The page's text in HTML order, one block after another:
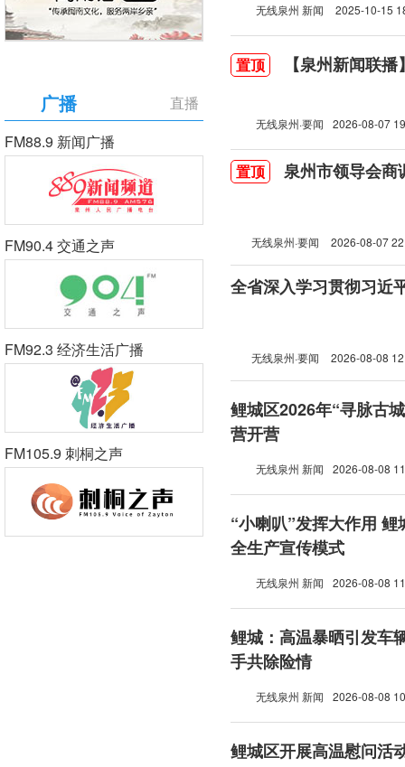
直播
广播
FM88.9 新闻广播
FM90.4 交通之声
FM92.3 经济生活广播
FM105.9 刺桐之声
无线泉州 新闻 2025-10-15
置顶 【泉州新闻联
无线泉州·要闻 2026-08-07
置顶 泉州市领导会商
无线泉州·要闻 2026-08-07
无线泉州·要闻 2026-08-08
鲤城区2026年“寻脉古
营开营
无线泉州 新闻 2026-08-08
“小喇叭”发挥大作用
全生产宣传模式
无线泉州 新闻 2026-08-08
鲤城：高温暴晒引发车
手共除险情
无线泉州 新闻 2026-08-08
鲤城区开展高温慰问活